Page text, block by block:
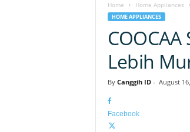
Home Home Appliances
HOME APPLIANCES
Lebih
By Canggih ID- August
Facebook